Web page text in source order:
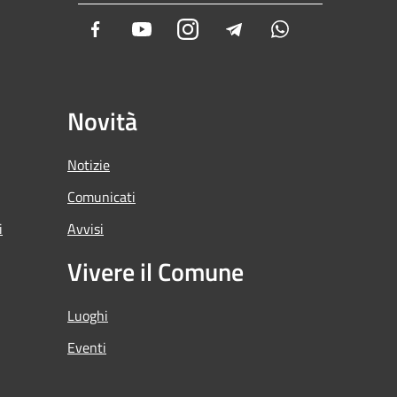
Facebook YoutubeInstagramTelegram
Novità
Notizie
Comunicati
Avvisi
Vivere il Comune
Luoghi
Eventi